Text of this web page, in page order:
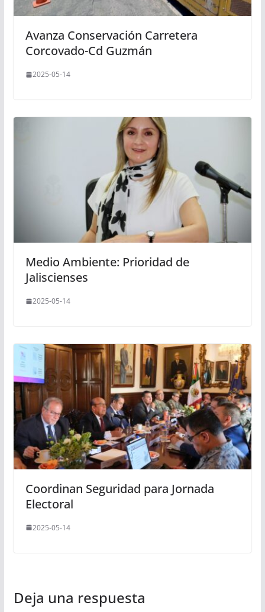
Avanza Conservación Carretera
Corcovado-Cd Guzmán
2025-05-14
Medio Ambiente: Prioridad de
Jaliscienses
2025-05-14
Coordinan Seguridad para Jornada
Electoral
2025-05-14
Deja una respuesta